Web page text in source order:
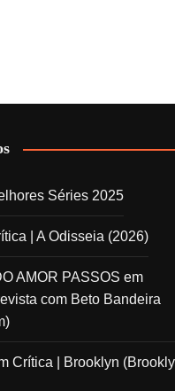
Séries 2025
| A Odisseia (2026)
AMOR PASSOS em
com Beto Bandeira
Crítica | Brooklyn